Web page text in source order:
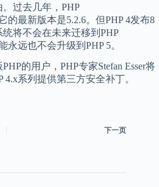
过去几年，PHP
的最新版本是5.2.6。但PHP 4发布8
将不会在未来迁移到PHP
远也不会升级到PHP 5。
的用户，PHP专家Stefan Esser将
4.x系列提供第三方安全补丁。
下一页